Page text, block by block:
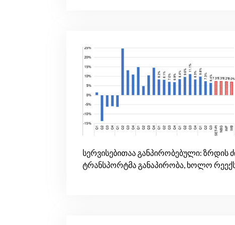
სერვისებითაა განპირობებული:
ტრანსპორტმა განაპირობა, ხოლო